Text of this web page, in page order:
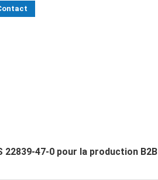
47-0 pour la production B2B